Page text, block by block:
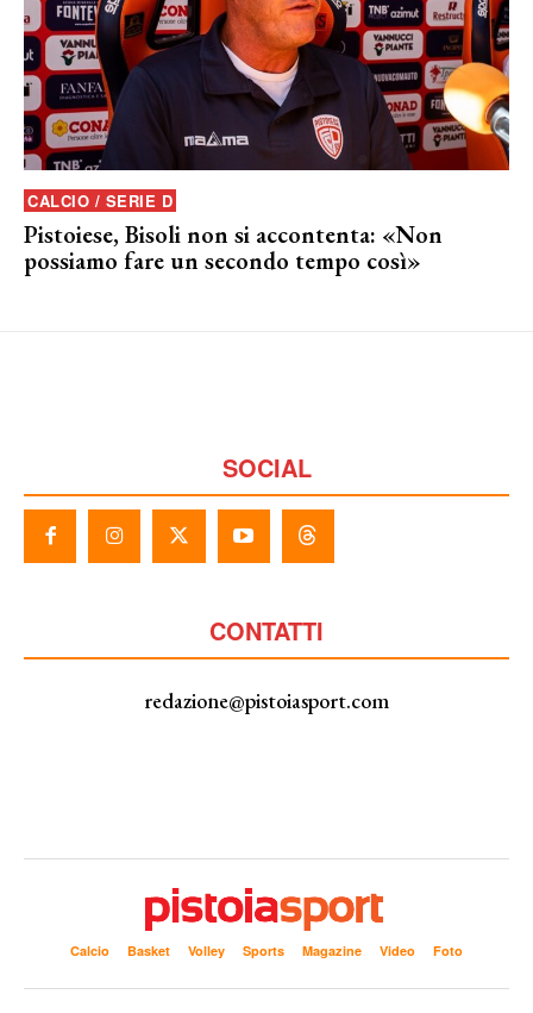
CALCIO / SERIE D
Pistoiese, Bisoli non si accontenta: «Non
possiamo fare un secondo tempo così»
SOCIAL
CONTATTI
redazione@pistoiasport.com
Calcio Basket Volley Sports Magazine Video Foto